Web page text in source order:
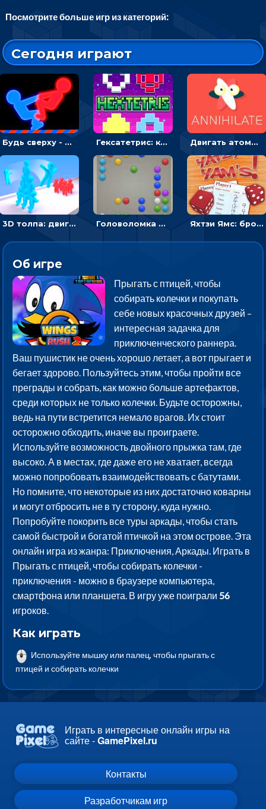
Посмотрите больше игр из категорий:
Сегодня играют
Будь сверху - борись с другом и выигрывай Гексатетрис: кидать блок, чтобы складывать три в ряд - головоломка Двигать атомы, чтобы соединить – головоломка
3D толпа: двигаться и собирать цветных человечков Головоломка Линии: собери шарики в ряд из 5 Яхтзи Ямс: бросай кости и набери очков больше, чем у соперников
Об игре
Прыгать с птицей, чтобы
собирать колечки и покупать
себе новых красочных друзей –
интересная задачка для
приключенческого раннера.
Ваш пушистик не очень хорошо летает, а вот прыгает и
бегает здорово. Пользуйтесь этим, чтобы пройти все
преграды и собрать, как можно больше артефактов,
среди которых не только колечки. Будьте осторожны,
ведь на пути встретится немало врагов. Их стоит
осторожно обходить, иначе вы проиграете.
Используйте возможность двойного прыжка там, где
высоко. А в местах, где даже его не хватает, всегда
можно попробовать взаимодействовать с батутами.
Но помните, что некоторые из них достаточно коварны
и могут отбросить не в ту сторону, куда нужно.
Попробуйте покорить все туры аркады, чтобы стать
самой быстрой и богатой птичкой на этом острове. Эта
онлайн игра из жанра: Приключения, Аркады. Играть в
Прыгать с птицей, чтобы собирать колечки -
приключения - можно в браузере компьютера,
смартфона или планшета. В игру уже поиграли56
игроков.
Как играть
Используйте мышку или палец, чтобы прыгать с
птицей и собирать колечки
Играть в интересные онлайн игры на
сайте -GamePixel.ru
Контакты
Разработчикам игр